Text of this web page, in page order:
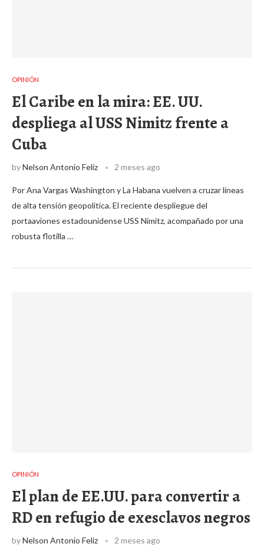
OPINIÓN
El Caribe en la mira: EE. UU.
despliega al USS Nimitz frente a
Cuba
byNelson Antonio Feliz 2 meses ago
Por Ana Vargas Washington y La Habana vuelven a cruzar líneas
de alta tensión geopolítica. El reciente despliegue del
portaaviones estadounidense USS Nimitz, acompañado por una
robusta flotilla …
OPINIÓN
El plan de EE.UU. para convertir a
RD en refugio de exesclavos negros
byNelson Antonio Feliz 2 meses ago